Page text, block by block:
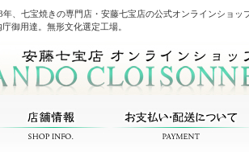
年、七宝焼きの専門店・安藤七宝店の公式オンラインショ
庁御用達。無形文化選定工場。